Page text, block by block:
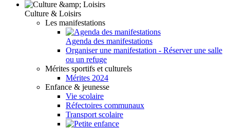
Culture & Loisirs
Les manifestations
Agenda des manifestations
Organiser une manifestation - Réserver une salle
ou un refuge
Mérites sportifs et culturels
Mérites 2024
Enfance & jeunesse
Vie scolaire
Réfectoires communaux
Transport scolaire